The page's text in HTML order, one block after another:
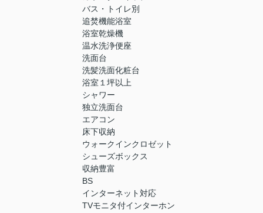
バス・トイレ別
追焚機能浴室
浴室乾燥機
温水洗浄便座
洗面台
洗髪洗面化粧台
浴室１坪以上
シャワー
独立洗面台
エアコン
床下収納
ウォークインクロゼット
シューズボックス
収納豊富
BS
インターネット対応
TVモニタ付インターホン